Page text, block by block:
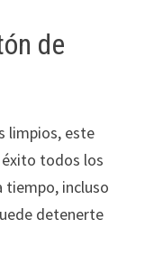
de
limpios, este
éxito todos los
tiempo, incluso
detenerte